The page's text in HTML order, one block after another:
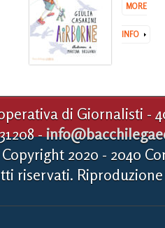
MORE
INFO
di Giornalisti -
-
Copyright 2020 - 2040
riservati.